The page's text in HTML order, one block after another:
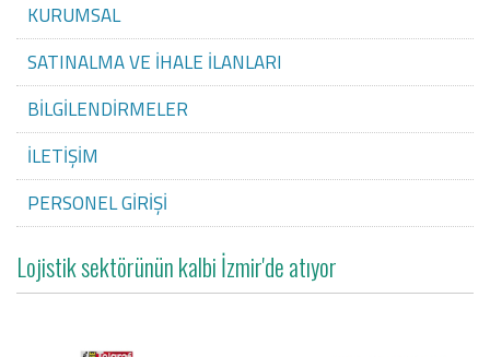
KURUMSAL
SATINALMA VE İHALE İLANLARI
BİLGİLENDİRMELER
İLETİŞİM
PERSONEL GİRİŞİ
Lojistik sektörünün kalbi İzmir'de atıyor